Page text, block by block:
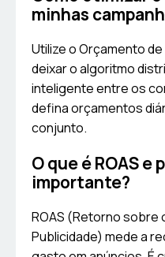
minhas
Utilize o Orçamento
deixar o algoritmo
inteligente entre os
defina orçamentos
conjunto.
O que é ROAS e
importante?
ROAS (Retorno sobre
Publicidade) mede a